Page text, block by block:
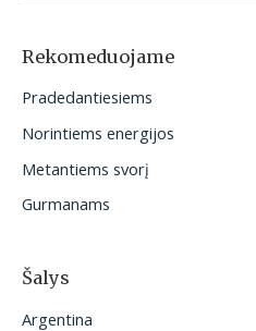
o
:
Rekomeduojame
Pradedantiesiems
Norintiems energijos
Metantiems svorį
Gurmanams
Šalys
Argentina